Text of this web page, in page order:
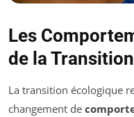
Les
de la
La transition écologique
changement de